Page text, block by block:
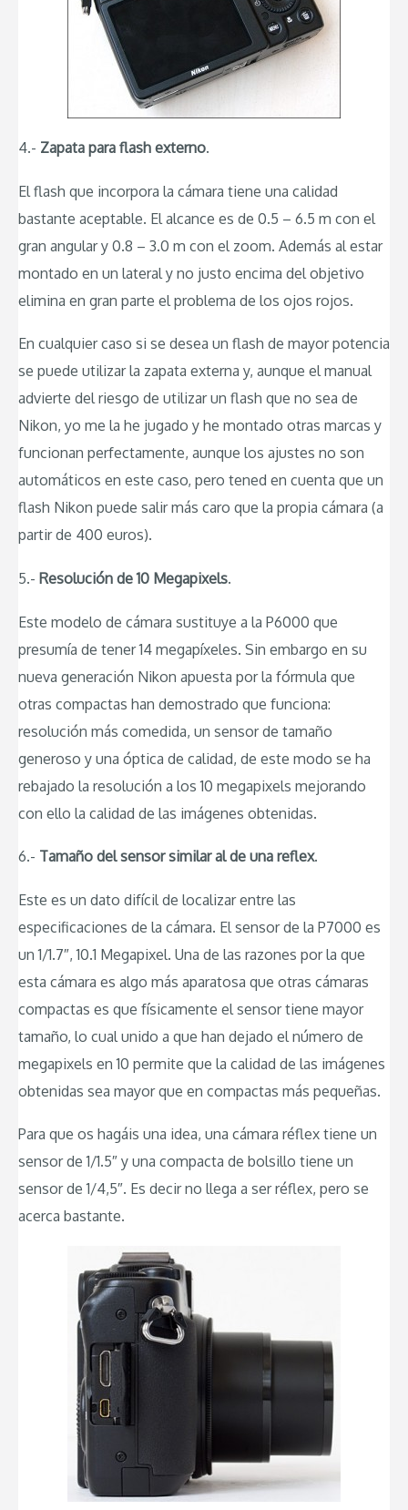
4.- Zapata para flash externo.
El flash que incorpora la cámara tiene una calidad
bastante aceptable. El alcance es de 0.5 – 6.5 m con el
gran angular y 0.8 – 3.0 m con el zoom. Además al estar
montado en un lateral y no justo encima del objetivo
elimina en gran parte el problema de los ojos rojos.
En cualquier caso si se desea un flash de mayor potencia
se puede utilizar la zapata externa y, aunque el manual
advierte del riesgo de utilizar un flash que no sea de
Nikon, yo me la he jugado y he montado otras marcas y
funcionan perfectamente, aunque los ajustes no son
automáticos en este caso, pero tened en cuenta que un
flash Nikon puede salir más caro que la propia cámara (a
partir de 400 euros).
5.- Resolución de 10 Megapixels.
Este modelo de cámara sustituye a la P6000 que
presumía de tener 14 megapíxeles. Sin embargo en su
nueva generación Nikon apuesta por la fórmula que
otras compactas han demostrado que funciona:
resolución más comedida, un sensor de tamaño
generoso y una óptica de calidad, de este modo se ha
rebajado la resolución a los 10 megapixels mejorando
con ello la calidad de las imágenes obtenidas.
6.- Tamaño del sensor similar al de una reflex.
Este es un dato difícil de localizar entre las
especificaciones de la cámara. El sensor de la P7000 es
un 1/1.7″, 10.1 Megapixel. Una de las razones por la que
esta cámara es algo más aparatosa que otras cámaras
compactas es que físicamente el sensor tiene mayor
tamaño, lo cual unido a que han dejado el número de
megapixels en 10 permite que la calidad de las imágenes
obtenidas sea mayor que en compactas más pequeñas.
Para que os hagáis una idea, una cámara réflex tiene un
sensor de 1/1.5″ y una compacta de bolsillo tiene un
sensor de 1/4,5″. Es decir no llega a ser réflex, pero se
acerca bastante.